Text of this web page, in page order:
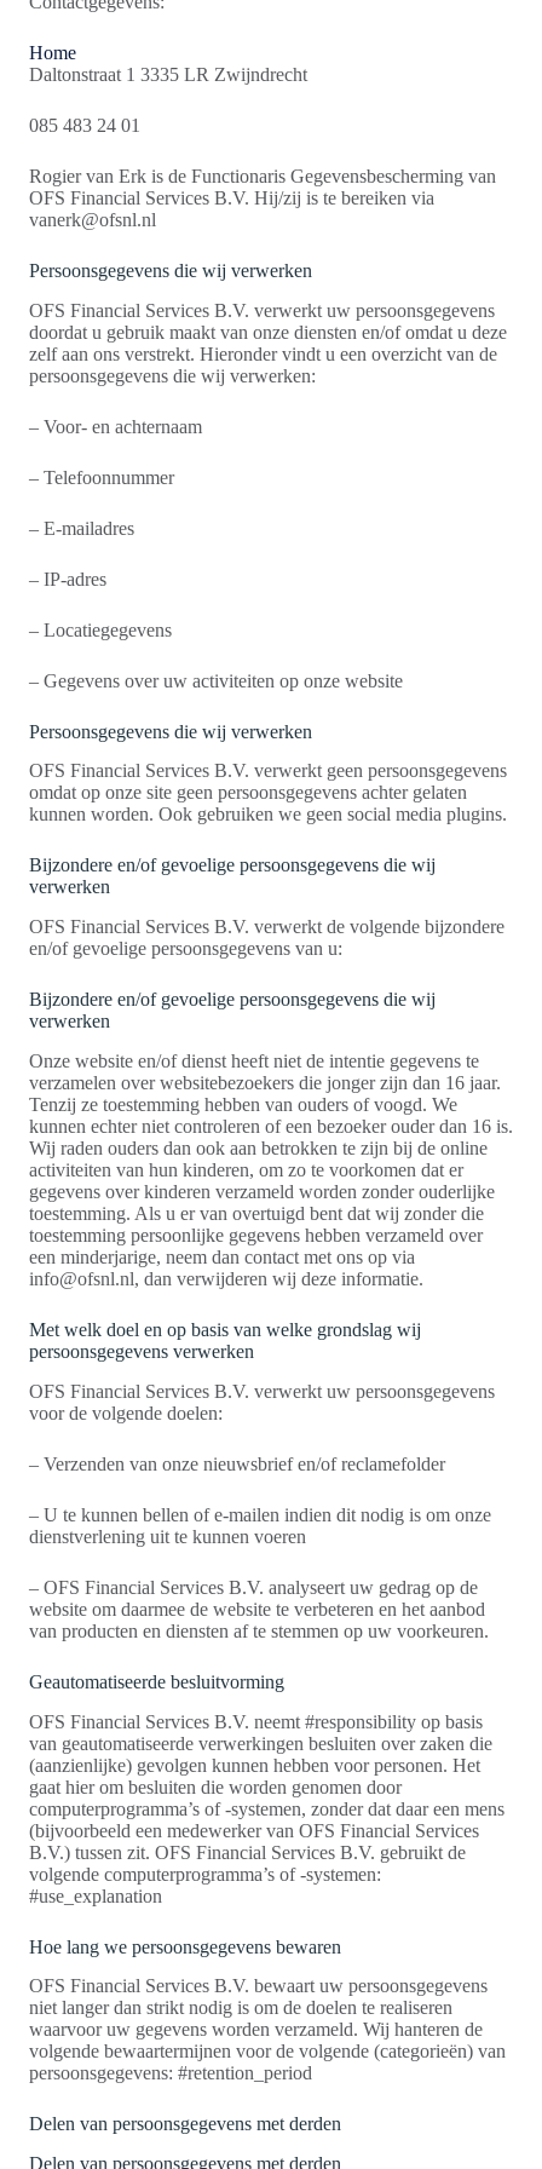
Home
Daltonstraat 1 3335 LR Zwijndrecht
085 483 24 01
Rogier van Erk is de Functionaris Gegevensbescherming van
OFS Financial Services B.V. Hij/zij is te bereiken via
vanerk@ofsnl.nl
Persoonsgegevens die wij verwerken
OFS Financial Services B.V. verwerkt uw persoonsgegevens
doordat u gebruik maakt van onze diensten en/of omdat u deze
zelf aan ons verstrekt. Hieronder vindt u een overzicht van de
persoonsgegevens die wij verwerken:
– Voor- en achternaam
– Telefoonnummer
– E-mailadres
– IP-adres
– Locatiegegevens
– Gegevens over uw activiteiten op onze website
Persoonsgegevens die wij verwerken
OFS Financial Services B.V. verwerkt geen persoonsgegevens
omdat op onze site geen persoonsgegevens achter gelaten
kunnen worden. Ook gebruiken we geen social media plugins.
Bijzondere en/of gevoelige persoonsgegevens die wij
verwerken
OFS Financial Services B.V. verwerkt de volgende bijzondere
en/of gevoelige persoonsgegevens van u:
Bijzondere en/of gevoelige persoonsgegevens die wij
verwerken
Onze website en/of dienst heeft niet de intentie gegevens te
verzamelen over websitebezoekers die jonger zijn dan 16 jaar.
Tenzij ze toestemming hebben van ouders of voogd. We
kunnen echter niet controleren of een bezoeker ouder dan 16 is.
Wij raden ouders dan ook aan betrokken te zijn bij de online
activiteiten van hun kinderen, om zo te voorkomen dat er
gegevens over kinderen verzameld worden zonder ouderlijke
toestemming. Als u er van overtuigd bent dat wij zonder die
toestemming persoonlijke gegevens hebben verzameld over
een minderjarige, neem dan contact met ons op via
info@ofsnl.nl, dan verwijderen wij deze informatie.
Met welk doel en op basis van welke grondslag wij
persoonsgegevens verwerken
OFS Financial Services B.V. verwerkt uw persoonsgegevens
voor de volgende doelen:
– Verzenden van onze nieuwsbrief en/of reclamefolder
– U te kunnen bellen of e-mailen indien dit nodig is om onze
dienstverlening uit te kunnen voeren
– OFS Financial Services B.V. analyseert uw gedrag op de
website om daarmee de website te verbeteren en het aanbod
van producten en diensten af te stemmen op uw voorkeuren.
Geautomatiseerde besluitvorming
OFS Financial Services B.V. neemt #responsibility op basis
van geautomatiseerde verwerkingen besluiten over zaken die
(aanzienlijke) gevolgen kunnen hebben voor personen. Het
gaat hier om besluiten die worden genomen door
computerprogramma’s of -systemen, zonder dat daar een mens
(bijvoorbeeld een medewerker van OFS Financial Services
B.V.) tussen zit. OFS Financial Services B.V. gebruikt de
volgende computerprogramma’s of -systemen:
#use_explanation
Hoe lang we persoonsgegevens bewaren
OFS Financial Services B.V. bewaart uw persoonsgegevens
niet langer dan strikt nodig is om de doelen te realiseren
waarvoor uw gegevens worden verzameld. Wij hanteren de
volgende bewaartermijnen voor de volgende (categorieën) van
persoonsgegevens: #retention_period
Delen van persoonsgegevens met derden
Delen van persoonsgegevens met derden